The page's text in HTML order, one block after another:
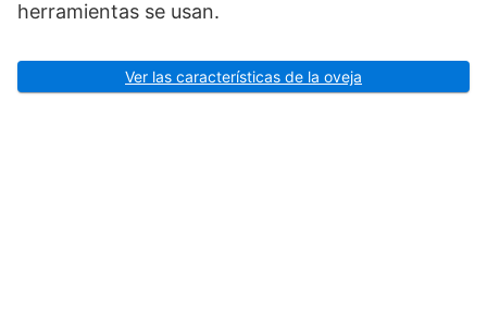
herramientas se usan.
Ver las características de la oveja